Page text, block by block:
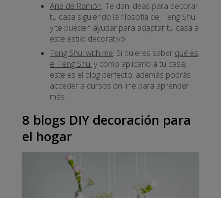
Ana de Ramón. Te dan ideas para decorar
tu casa siguiendo la filosofía del Feng Shui
y te pueden ayudar para adaptar tu casa a
este estilo decorativo.
Feng Shui with me. Si quieres saber qué es
el Feng Shuiy cómo aplicarlo a tu casa,
este es el blog perfecto, además podrás
acceder a cursos on line para aprender
más.
8 blogs DIY decoración para
el hogar